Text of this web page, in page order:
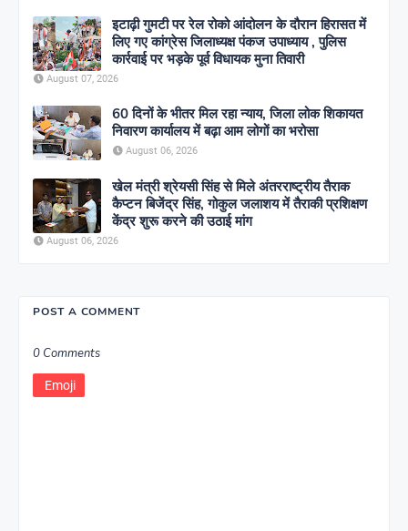
इटाढ़ी गुमटी पर रेल रोको आंदोलन के दौरान हिरासत में
लिए गए कांग्रेस जिलाध्यक्ष पंकज उपाध्याय , पुलिस
कार्रवाई पर भड़के पूर्व विधायक मुना तिवारी
August 07, 2026
60 दिनों के भीतर मिल रहा न्याय, जिला लोक शिकायत
निवारण कार्यालय में बढ़ा आम लोगों का भरोसा
August 06, 2026
खेल मंत्री श्रेयसी सिंह से मिले अंतरराष्ट्रीय तैराक
कैप्टन बिजेंद्र सिंह, गोकुल जलाशय में तैराकी प्रशिक्षण
केंद्र शुरू करने की उठाई मांग
August 06, 2026
POST A COMMENT
0 Comments
Emoji